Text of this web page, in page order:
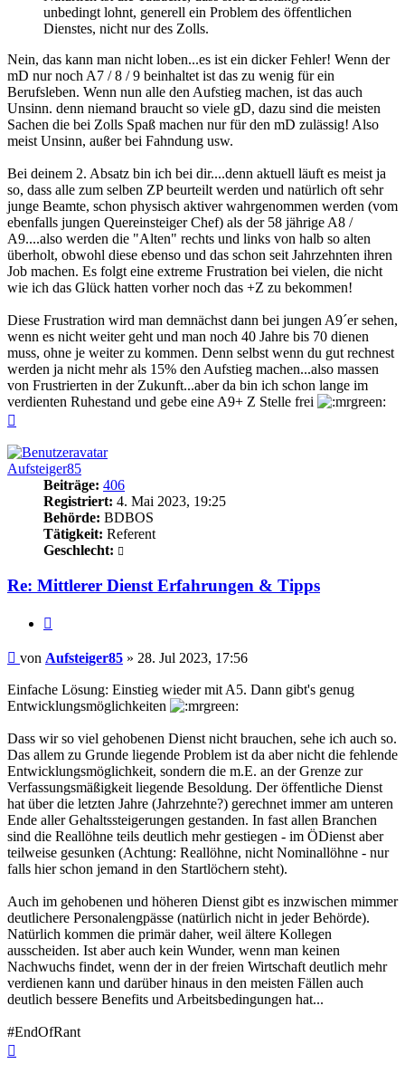
unbedingt lohnt, generell ein Problem des öffentlichen
Dienstes, nicht nur des Zolls.
Nein, das kann man nicht loben...es ist ein dicker Fehler! Wenn der
mD nur noch A7 / 8 / 9 beinhaltet ist das zu wenig für ein
Berufsleben. Wenn nun alle den Aufstieg machen, ist das auch
Unsinn. denn niemand braucht so viele gD, dazu sind die meisten
Sachen die bei Zolls Spaß machen nur für den mD zulässig! Also
meist Unsinn, außer bei Fahndung usw.
Bei deinem 2. Absatz bin ich bei dir....denn aktuell läuft es meist ja
so, dass alle zum selben ZP beurteilt werden und natürlich oft sehr
junge Beamte, schon physisch aktiver wahrgenommen werden (vom
ebenfalls jungen Quereinsteiger Chef) als der 58 jährige A8 /
A9....also werden die "Alten" rechts und links von halb so alten
überholt, obwohl diese ebenso und das schon seit Jahrzehnten ihren
Job machen. Es folgt eine extreme Frustration bei vielen, die nicht
wie ich das Glück hatten vorher noch das +Z zu bekommen!
Diese Frustration wird man demnächst dann bei jungen A9´er sehen,
wenn es nicht weiter geht und man noch 40 Jahre bis 70 dienen
muss, ohne je weiter zu kommen. Denn selbst wenn du gut rechnest
werden ja nicht mehr als 15% den Aufstieg machen...also massen
von Frustrierten in der Zukunft...aber da bin ich schon lange im
verdienten Ruhestand und gebe eine A9+ Z Stelle frei
Aufsteiger85
Beiträge: 406
Registriert: 4. Mai 2023, 19:25
Behörde: BDBOS
Tätigkeit: Referent
Geschlecht:
Re: Mittlerer Dienst Erfahrungen & Tipps
Beitrag
von Aufsteiger85 » 28. Jul 2023, 17:56
Einfache Lösung: Einstieg wieder mit A5. Dann gibt's genug
Entwicklungsmöglichkeiten
Dass wir so viel gehobenen Dienst nicht brauchen, sehe ich auch so.
Das allem zu Grunde liegende Problem ist da aber nicht die fehlende
Entwicklungsmöglichkeit, sondern die m.E. an der Grenze zur
Verfassungsmäßigkeit liegende Besoldung. Der öffentliche Dienst
hat über die letzten Jahre (Jahrzehnte?) gerechnet immer am unteren
Ende aller Gehaltssteigerungen gestanden. In fast allen Branchen
sind die Reallöhne teils deutlich mehr gestiegen - im ÖDienst aber
teilweise gesunken (Achtung: Reallöhne, nicht Nominallöhne - nur
falls hier schon jemand in den Startlöchern steht).
Auch im gehobenen und höheren Dienst gibt es inzwischen mimmer
deutlichere Personalengpässe (natürlich nicht in jeder Behörde).
Natürlich kommen die primär daher, weil ältere Kollegen
ausscheiden. Ist aber auch kein Wunder, wenn man keinen
Nachwuchs findet, wenn der in der freien Wirtschaft deutlich mehr
verdienen kann und darüber hinaus in den meisten Fällen auch
deutlich bessere Benefits und Arbeitsbedingungen hat...
#EndOfRant